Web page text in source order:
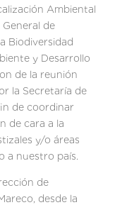
Ambiental
de
Biodiversidad
y Desarrollo
de la reunión
la Secretaría de
de coordinar
de cara a la
y/o áreas
a nuestro país.
de
desde la